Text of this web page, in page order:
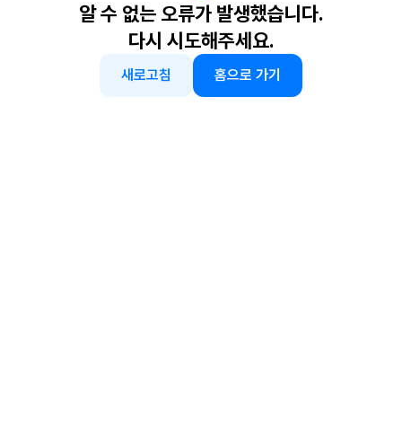
알 수 없는 오류가 발생했습니다.
다시 시도해주세요.
새로고침 홈으로 가기